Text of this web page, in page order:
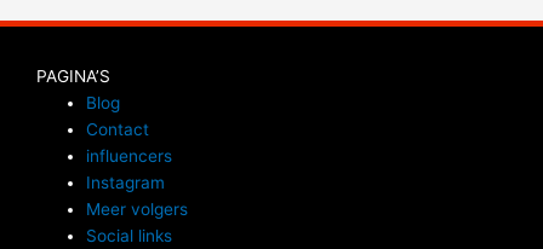
PAGINA’S
Blog
Contact
influencers
Instagram
Meer volgers
Social links